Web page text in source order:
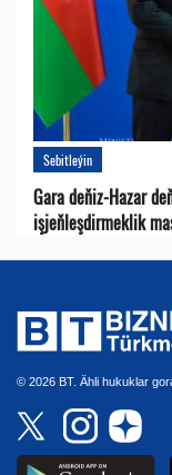
Sebitleýin
Gara deňiz-Hazar
işjeňleşdirmeklik
© 2026 BT. Ähli hukuklar